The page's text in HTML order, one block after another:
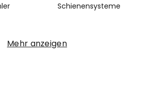
Schienensysteme
Mehr anzeigen